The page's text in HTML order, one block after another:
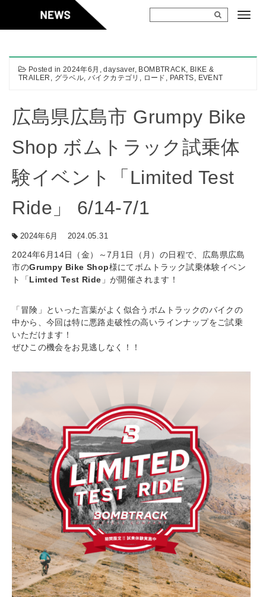
content
Posted in 2024年6月 ,daysaver, BOMBTRACK, BIKE &
TRAILER , グラベル,バイクカテゴリ , ロード , PARTS, EVENT
広島県広島市 Grumpy Bike
Shop ボムトラック試乗体
験イベント「Limited Test
Ride」 6/14-7/1
2024年6月 2024.05.31
2024年6月14日（金）～7月1日（月）の日程で、広島県広島
市のGrumpy Bike Shop様にてボムトラック試乗体験イベン
ト「Limted Test Ride 」が開催されます！
「冒険」といった言葉がよく似合うボムトラックのバイクの
中から、今回は特に悪路走破性の高いラインナップをご試乗
いただけます！
ぜひこの機会をお見逃しなく！！